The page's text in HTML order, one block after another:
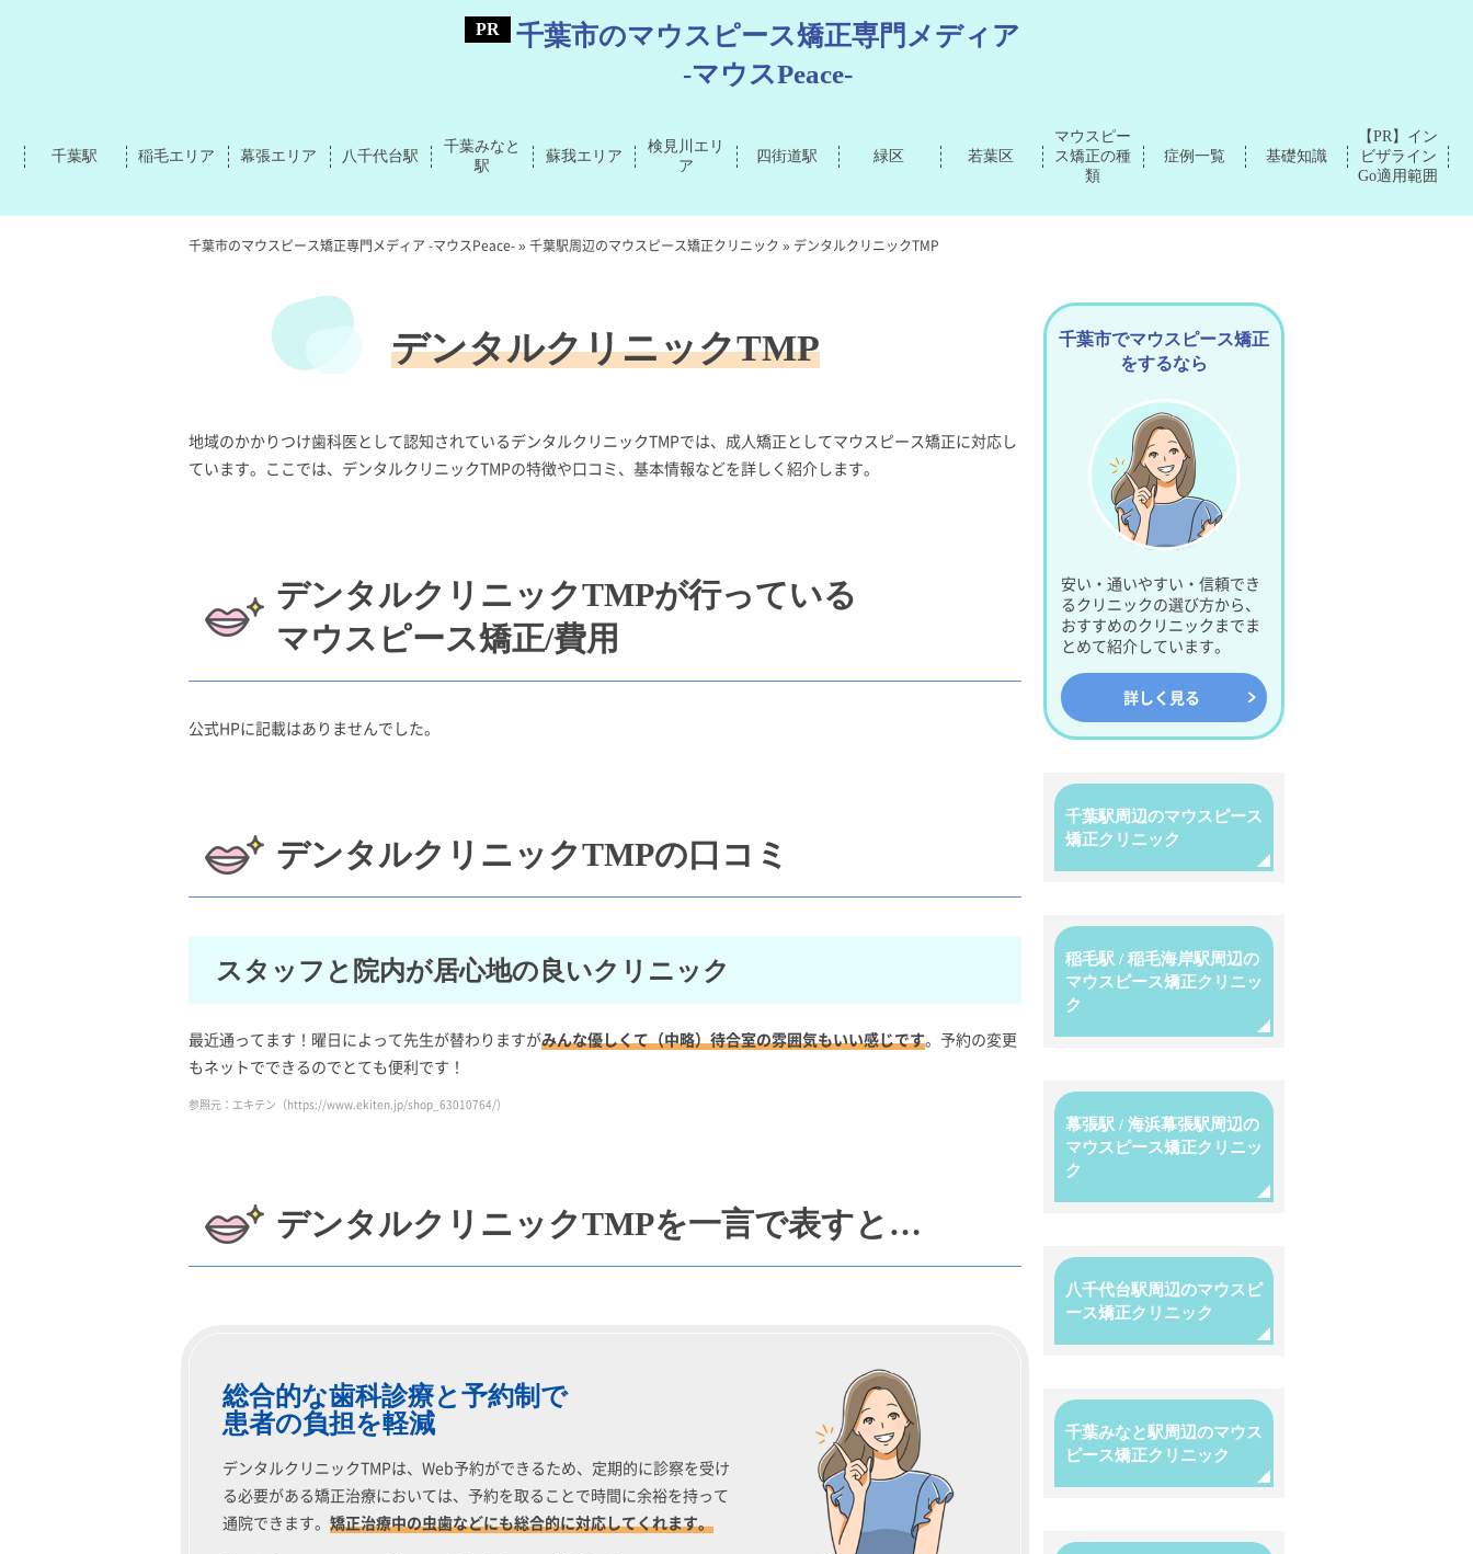
千葉市のマウスピース矯正専門メディア
-マウスPeace-
千葉駅 稲毛エリア 幕張エリア 八千代台駅
千葉みなと
駅
蘇我エリア
検見川エリ
ア
四街道駅 緑区 若葉区
マウスピー
ス矯正の種
類
症例一覧 基礎知識
【PR】イン
ビザライン
Go適用範囲
千葉市のマウスピース矯正専門メディア -マウスPeace-» 千葉駅周辺のマウスピース矯正クリニック » デンタルクリニックTMP
デンタルクリニックTMP
地域のかかりつけ歯科医として認知されているデンタルクリニックTMPでは、成人矯正としてマウスピース矯正に対応し
ています。ここでは、デンタルクリニックTMPの特徴や口コミ、基本情報などを詳しく紹介します。
デンタルクリニックTMPが行っている
マウスピース矯正/費用
公式HPに記載はありませんでした。
デンタルクリニックTMPの口コミ
スタッフと院内が居心地の良いクリニック
最近通ってます！曜日によって先生が替わりますがみんな優しくて（中略）待合室の雰囲気もいい感じです。予約の変更
もネットでできるのでとても便利です！
参照元：エキテン（https://www.ekiten.jp/shop_63010764/）
デンタルクリニックTMPを一言で表すと…
総合的な歯科診療と予約制で
患者の負担を軽減
デンタルクリニックTMPは、Web予約ができるため、定期的に診察を受け
る必要がある矯正治療においては、予約を取ることで時間に余裕を持って
通院できます。 矯正治療中の虫歯などにも総合的に対応してくれます。
千葉市でマウスピース矯正
をするなら
安い・通いやすい・信頼でき
るクリニックの選び方から、
おすすめのクリニックまでま
とめて紹介しています。
詳しく見る
千葉駅周辺のマウスピース
矯正クリニック
稲毛駅 / 稲毛海岸駅周辺の
マウスピース矯正クリニッ
ク
幕張駅 / 海浜幕張駅周辺の
マウスピース矯正クリニッ
ク
八千代台駅周辺のマウスピ
ース矯正クリニック
千葉みなと駅周辺のマウス
ピース矯正クリニック